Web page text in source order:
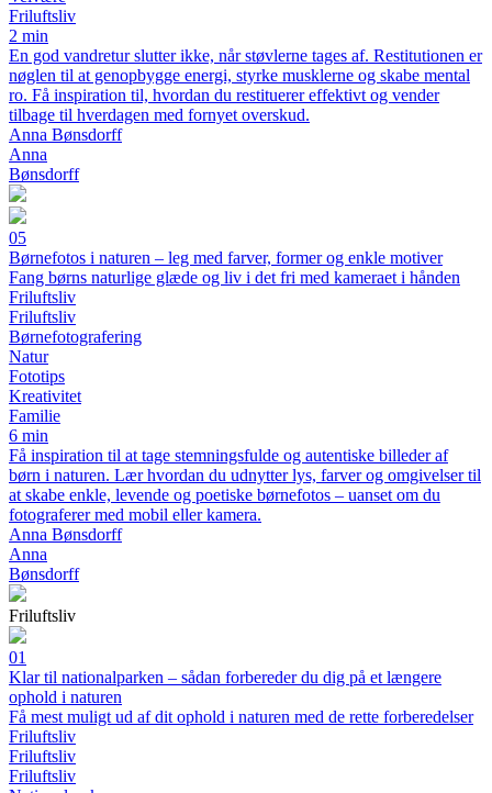
Friluftsliv
2 min
En god vandretur slutter ikke, når støvlerne tages af. Restitutionen er
nøglen til at genopbygge energi, styrke musklerne og skabe mental
ro. Få inspiration til, hvordan du restituerer effektivt og vender
tilbage til hverdagen med fornyet overskud.
Anna Bønsdorff
Anna
Bønsdorff
05
Børnefotos i naturen – leg med farver, former og enkle motiver
Fang børns naturlige glæde og liv i det fri med kameraet i hånden
Friluftsliv
Friluftsliv
Børnefotografering
Natur
Fototips
Kreativitet
Familie
6 min
Få inspiration til at tage stemningsfulde og autentiske billeder af
børn i naturen. Lær hvordan du udnytter lys, farver og omgivelser til
at skabe enkle, levende og poetiske børnefotos – uanset om du
fotograferer med mobil eller kamera.
Anna Bønsdorff
Anna
Bønsdorff
Friluftsliv
01
Klar til nationalparken – sådan forbereder du dig på et længere
ophold i naturen
Få mest muligt ud af dit ophold i naturen med de rette forberedelser
Friluftsliv
Friluftsliv
Friluftsliv